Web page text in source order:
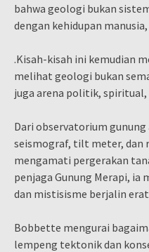
bahwa geologi bukan
dengan kehidupan
.Kisah-kisah ini kemudian
melihat geologi bukan
juga arena politik, spiritual,
Dari observatorium gunung
seismograf, tilt meter, dan
mengamati pergerakan
penjaga Gunung Merapi, ia
dan mistisisme berjalin
Bobbette mengurai
lempeng tektonik dan